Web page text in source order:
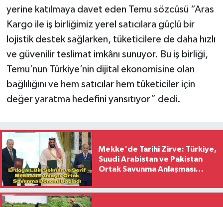
yerine katılmaya davet eden Temu sözcüsü “Aras
Kargo ile iş birliğimiz yerel satıcılara güçlü bir
lojistik destek sağlarken, tüketicilere de daha hızlı
ve güvenilir teslimat imkânı sunuyor. Bu iş birliği,
Temu’nun Türkiye’nin dijital ekonomisine olan
bağlılığını ve hem satıcılar hem tüketiciler için
değer yaratma hedefini yansıtıyor” dedi.
Mekke'de Tarihi Zirve: Türkiye,
Suudi Arabistan ve Pakistan
Ortak Savunma Anlaşması